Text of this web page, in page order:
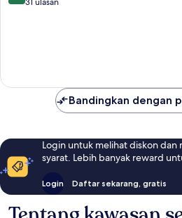
Bandingkan dengan
Login untuk melihat diskon
syarat. Lebih banyak reward
Login Daftar sekarang, gratis